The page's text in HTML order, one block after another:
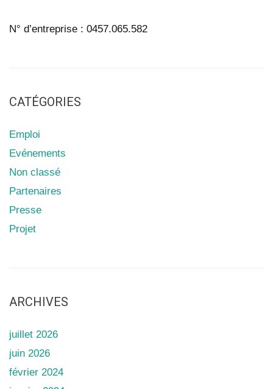
N° d’entreprise : 0457.065.582
CATÉGORIES
Emploi
Evénements
Non classé
Partenaires
Presse
Projet
ARCHIVES
juillet 2026
juin 2026
février 2024